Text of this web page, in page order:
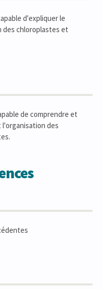
d'expliquer le
chloroplastes et
de comprendre et
des